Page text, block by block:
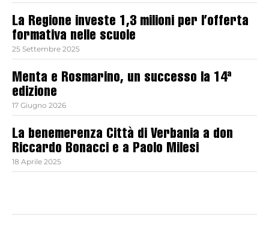
La Regione investe 1,3 milioni per l’offerta
formativa nelle scuole
25 Settembre 2025
Menta e Rosmarino, un successo la 14ª
edizione
17 Giugno 2026
La benemerenza Città di Verbania a don
Riccardo Bonacci e a Paolo Milesi
18 Aprile 2025